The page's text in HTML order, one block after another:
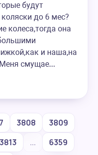
будут
до 6 мес?
колеса,тогда она
и наша,на
смущае…
3808
3809
3813 ...
6359